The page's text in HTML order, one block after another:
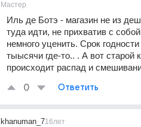
Мастер
Иль де Ботэ - магазин не из
туда идти, не прихватив с
немного уценить. Срок
тыысячи где-то.. . А вот старой
происходит распад и
0 Ответить
khanuman_716лет